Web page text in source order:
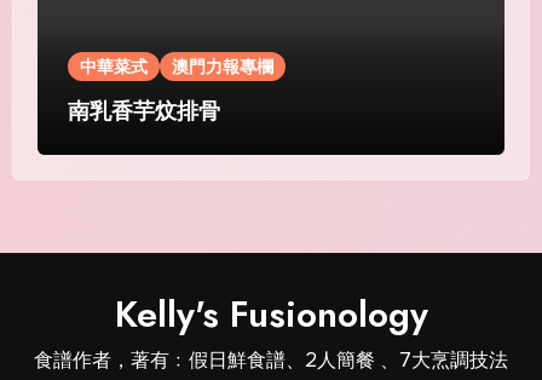
中華菜式 澳門力報專欄
南乳香芋炆排骨
Kelly's Fusionology
食譜作者，著有﹕假日鮮食譜、2人簡餐 、7大烹調技法